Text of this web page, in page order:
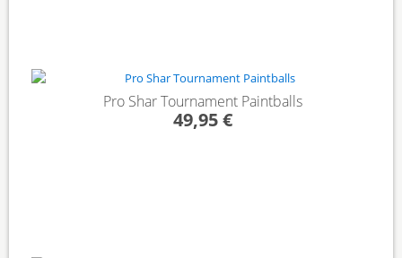
Pro Shar Tournament Paintballs
49,95 €